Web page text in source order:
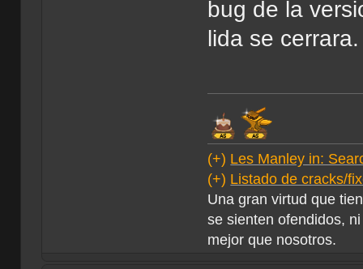
bug de la
lida se cerrara.
(+) Les Manley in:
(+) Listado de cracks/
Una gran virtud que
se sienten ofendidos,
mejor que nosotros.